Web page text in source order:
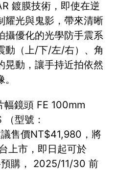
鍍膜技術，即使在逆
耀光與鬼影，帶來清晰
攝優化的光學防手震系
動（上/下/左/右）、角
晃動，讓手持近拍依然
幅鏡頭 FE 100mm
型號：
售價NT$41,980，將
上市，即日起可於
購， 2025/11/30 前